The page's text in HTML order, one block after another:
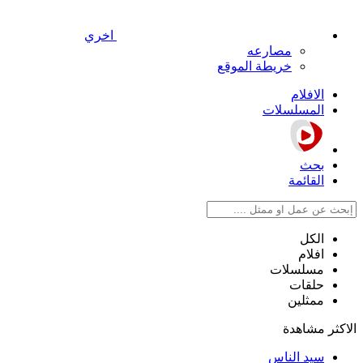
اخري
مصارعه
خريطة الموقع
الافلام
المسلسلات
بحث
القائمة
الكل
افلام
مسلسلات
حلقات
ممثلين
الاكثر مشاهدة
سيد الناس